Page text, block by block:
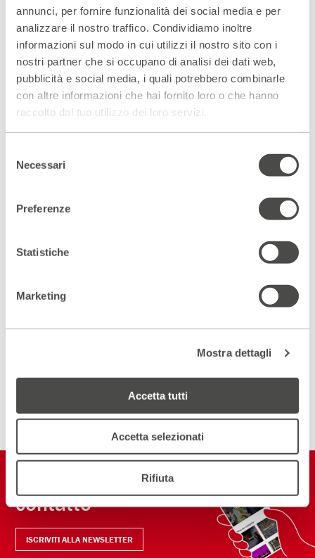
annunci, per fornire funzionalità dei social media e per
analizzare il nostro traffico. Condividiamo inoltre
informazioni sul modo in cui utilizzi il nostro sito con i
nostri partner che si occupano di analisi dei dati web,
pubblicità e social media, i quali potrebbero combinarle
con altre informazioni che hai fornito loro o che hanno
raccolto dal tuo utilizzo dei loro servizi.
delNecessari
Preferenze
Statistiche
Marketing
Mostra dettagli
Accetta tutti
Accetta selezionati
Rifiuta
Il Premio Campiello investe nel futuro, con la convinzione
che la creazione di una nuova generazione di lettori
contribuisca alla formazione di adulti che leggono, pensano
realizzato in collaborazione con la Fondazione Pirelli, che da
anni impegnata in molteplici attività che mirano ad avvicinare
attenzione verso il mondo dei giovani ponendosi come un
virtuoso esempio di responsabilità sociale di impresa.
Scopri gli spazi del Parenti
ISCRIVITI ALLA NEWSLETTER
contatto
ISCRIVITI ALLA NEWSLETTER